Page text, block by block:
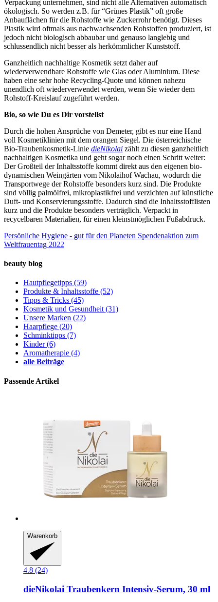
Verpackung unternehmen, sind nicht alle Alternativen automatisch
ökologisch. So werden z.B. für “Grünes Plastik” oft große
Anbauflächen für die Rohstoffe wie Zuckerrohr benötigt. Dieses
Plastik wird oftmals aus nachwachsenden Rohstoffen produziert, ist
jedoch nicht biologisch abbaubar und genauso langlebig und
schlussendlich nicht besser als herkömmlicher Kunststoff.
Ganzheitlich nachhaltige Kosmetik setzt daher auf
wiederverwendbare Rohstoffe wie Glas oder Aluminium. Diese
haben eine sehr hohe Recycling-Quote und können nahezu
unendlich oft wiederverwendet werden, wenn Sie wieder dem
Rohstoff-Kreislauf zugeführt werden.
Bio, so wie Du es Dir vorstellst
Durch die hohen Ansprüche von Demeter, gibt es nur eine Hand
voll Kosmetiklinien mit dem orangen Siegel. Die österreichische
Bio-Traubenkosmetik-Linie dieNikolai zählt zu diesen ganzheitlich
nachhaltigen Kosmetika und geht sogar noch einen Schritt weiter:
Der Großteil der Inhaltsstoffe kommt direkt aus den eigenen bio-
dynamischen Weingärten vom Nikolaihof Wachau, wodurch die
Transportwege der Rohstoffe besonders kurz sind. Die Produkte
sind völlig palmölfrei, mikroplastikfrei und verzichten auf künstliche
Duft- und Konservierungsstoffe. Dadurch sind die Inhaltsstofflisten
kurz und die Produkte besonders verträglich. Verpackt in
recycelbaren Materialien, für einen kleinstmöglichen Fußabdruck.
Persönliche Hygiene - gut für den Planeten Spendenaktion zum
Weltfrauentag 2022
beauty blog
Hautpflegetipps (59)
Produkte & Inhaltsstoffe (52)
Tipps & Tricks (45)
Kosmetik und Gesundheit(31)
Unsere Marken (22)
Haarpflege (20)
Schminktipps (7)
Kinder(6)
Aromatherapie (4)
alle Beiträge
Passende Artikel
Warenkorb
4.8 (24)
dieNikolai Traubenkern Intensiv-​Serum, 30 ml